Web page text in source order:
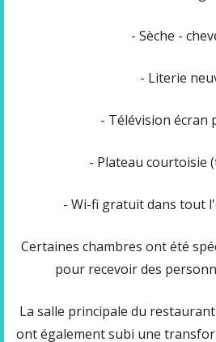
- Sèche -
- Literie
- Télévision écran
- Plateau courtoisie
- Wi-fi gratuit dans tout
Certaines chambres ont été
pour recevoir des
La salle principale du
ont également subi une